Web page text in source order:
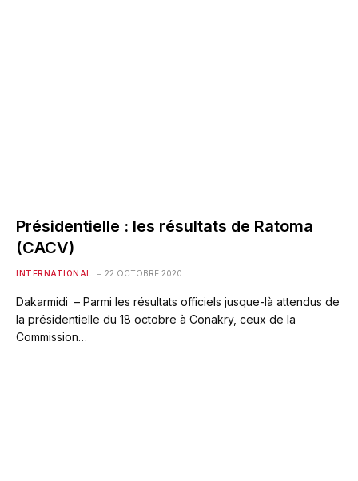
Présidentielle : les résultats de Ratoma
(CACV)
INTERNATIONAL 22 OCTOBRE 2020
Dakarmidi – Parmi les résultats officiels jusque-là attendus de
la présidentielle du 18 octobre à Conakry, ceux de la
Commission…